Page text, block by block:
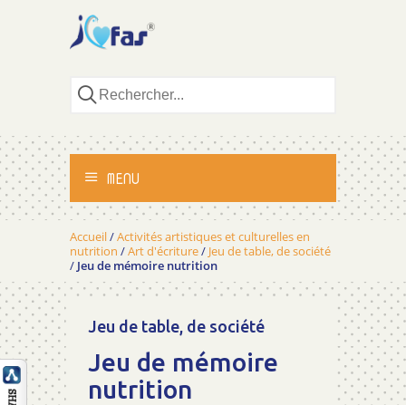
MENU
ACCUEIL
ACTIVITÉS
MÉTHODOLOGIE
TÉMOIGNAGES
Accueil/Activités artistiques et culturelles en
nutrition /Art d'écriture/ Jeu de table, de société
/ Jeu de mémoire nutrition
Jeu de table, de société
Jeu de mémoire
nutrition